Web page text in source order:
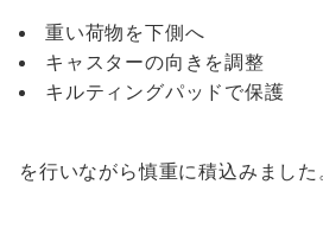
重い荷物を下側へ
キャスターの向きを調整
キルティングパッドで保護
を行いながら慎重に積込みました